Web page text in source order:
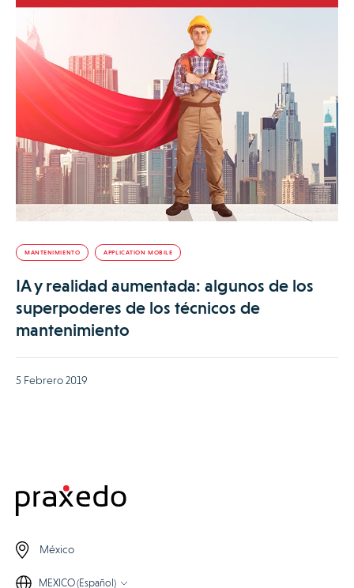
MANTENIMIENTO APPLICATION MOBILE
IA y realidad aumentada: algunos de los
superpoderes de los técnicos de
mantenimiento
5 Febrero 2019
México
MEXICO (Español)